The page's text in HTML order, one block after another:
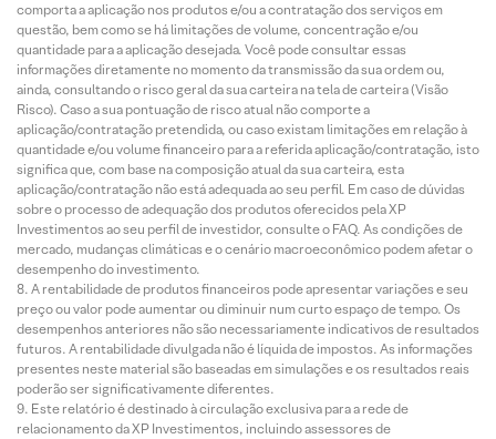
comporta a aplicação nos produtos e/ou a contratação dos serviços em
questão, bem como se há limitações de volume, concentração e/ou
quantidade para a aplicação desejada. Você pode consultar essas
informações diretamente no momento da transmissão da sua ordem ou,
ainda, consultando o risco geral da sua carteira na tela de carteira (Visão
Risco). Caso a sua pontuação de risco atual não comporte a
aplicação/contratação pretendida, ou caso existam limitações em relação à
quantidade e/ou volume financeiro para a referida aplicação/contratação, isto
significa que, com base na composição atual da sua carteira, esta
aplicação/contratação não está adequada ao seu perfil. Em caso de dúvidas
sobre o processo de adequação dos produtos oferecidos pela XP
Investimentos ao seu perfil de investidor, consulte o FAQ. As condições de
mercado, mudanças climáticas e o cenário macroeconômico podem afetar o
desempenho do investimento.
A rentabilidade de produtos financeiros pode apresentar variações e seu
preço ou valor pode aumentar ou diminuir num curto espaço de tempo. Os
desempenhos anteriores não são necessariamente indicativos de resultados
futuros. A rentabilidade divulgada não é líquida de impostos. As informações
presentes neste material são baseadas em simulações e os resultados reais
poderão ser significativamente diferentes.
Este relatório é destinado à circulação exclusiva para a rede de
relacionamento da XP Investimentos, incluindo assessores de